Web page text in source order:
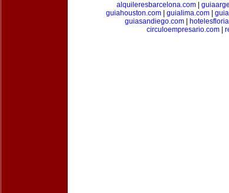
alquileresbarcelona.com|
guiahouston.com| guialima.com|
guiasandiego.com
circuloempresario.com